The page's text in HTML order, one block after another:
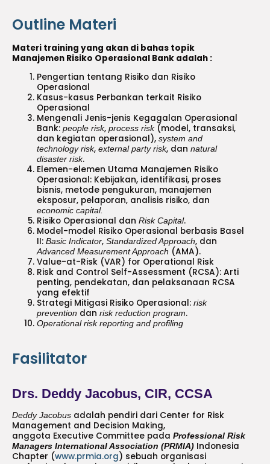
Outline Materi
Materi training yang akan di bahas topik
Manajemen Risiko Operasional Bank adalah :
Pengertian tentang Risiko dan Risiko
Operasional
Kasus-kasus Perbankan terkait Risiko
Operasional
Mengenali Jenis-jenis Kegagalan Operasional
Bank:people risk,process risk(model, transaksi,
dan kegiatan operasional),system and
technology risk,external party risk, dannatural
disaster risk.
Elemen-elemen Utama Manajemen Risiko
Operasional: Kebijakan, identifikasi, proses
bisnis, metode pengukuran, manajemen
eksposur, pelaporan, analisis risiko, dan
economic capital.
Risiko Operasional danRisk Capital.
Model-model Risiko Operasional berbasis Basel
II:Basic Indicator,Standardized Approach, dan
Advanced Measurement Approach (AMA).
Value-at-Risk (VAR) for Operational Risk
Risk and Control Self-Assessment (RCSA): Arti
penting, pendekatan, dan pelaksanaan RCSA
yang efektif
Strategi Mitigasi Risiko Operasional:risk
prevention danrisk reduction program.
Operational risk reporting and profiling
Fasilitator
Drs. Deddy Jacobus, CIR, CCSA
Deddy Jacobus adalah pendiri dari Center for Risk
Management and Decision Making,
anggota Executive Committee pada Professional Risk
Managers International Association (PRMIA) Indonesia
Chapter (www.prmia.org) sebuah organisasi